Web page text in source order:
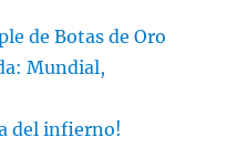
de Botas de Oro
Mundial,
del infierno!